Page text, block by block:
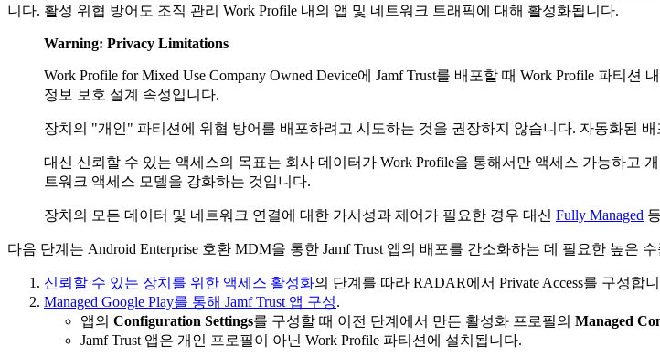
니다. 활성 위협 방어도 조직 관리 Work Profile 내의 앱 및 네트워크 트래픽에 대해 활성화됩니다.
Warning: Privacy Limitations
Work Profile for Mixed Use Company Owned Device에 Jamf Trust를 배포할 때 Work Profile 파
정보 보호 설계 속성입니다.
장치의 "개인" 파티션에 위협 방어를 배포하려고 시도하는 것을 권장하지 않습니다. 자동화된
대신 신뢰할 수 있는 액세스의 목표는 회사 데이터가 Work Profile을 통해서만 액세스 가능하고
트워크 액세스 모델을 강화하는 것입니다.
장치의 모든 데이터 및 네트워크 연결에 대한 가시성과 제어가 필요한 경우 대신 Fully Managed
다음 단계는 Android Enterprise 호환 MDM을 통한 Jamf Trust 앱의 배포를 간소화하는 데 필요한 높은
신뢰할 수 있는 장치를 위한 액세스 활성화의 단계를 따라 RADAR에서 Private Access를 구성합
Managed Google Play를 통해 Jamf Trust 앱 구성.
앱의 Configuration Settings를 구성할 때 이전 단계에서 만든 활성화 프로필의 Managed
Jamf Trust 앱은 개인 프로필이 아닌 Work Profile 파티션에 설치됩니다.